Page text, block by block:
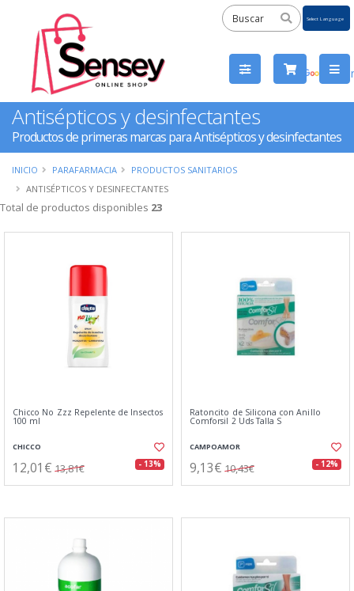
by
Antisépticos y desinfectantes
Productos de primeras marcas para Antisépticos y desinfectantes
INICIO PARAFARMACIA
PRODUCTOS SANITARIOS
ANTISÉPTICOS Y DESINFECTANTES
Total de productos disponibles 23
Chicco No Zzz Repelente de Insectos
100 ml
CHICCO
12,01€ 13,81€ - 13%
Ratoncito de Silicona con Anillo
Comforsil 2 Uds Talla S
CAMPOAMOR
9,13€ 10,43€ - 12%